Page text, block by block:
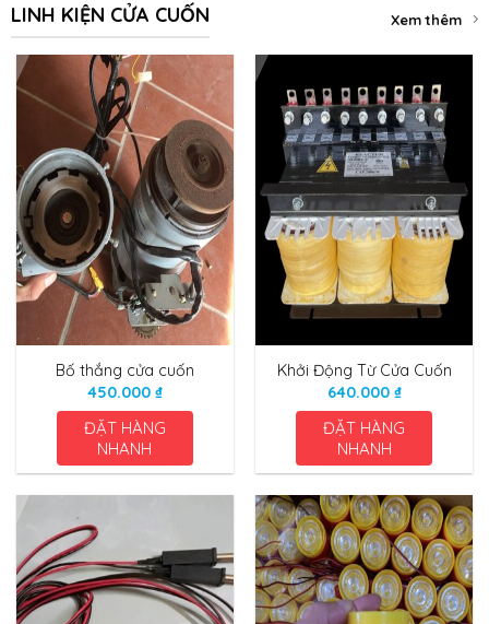
LINH KIỆN CỬA CUỐN Xem thêm
Bố thắng cửa cuốn
450.000 ₫
ĐẶT HÀNG
NHANH
Khởi Động Từ Cửa Cuốn
640.000 ₫
ĐẶT HÀNG
NHANH